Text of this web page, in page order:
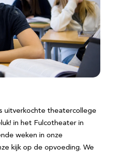
uitverkochte theatercollege
in het Fulcotheater in
weken in onze
kijk op de opvoeding. We